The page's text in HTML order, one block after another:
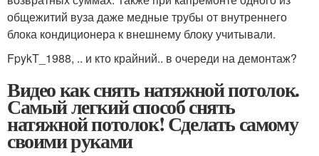
общежитий вуза даже медные трубы от внутреннего
блока кондиционера к внешнему блоку учитывали.
FpykT_1988, .. и кто крайний.. в очереди на демонтаж?
Видео как снять натяжной потолок.
Самый легкий способ снять
натяжной потолок! Сделать самому
своими руками